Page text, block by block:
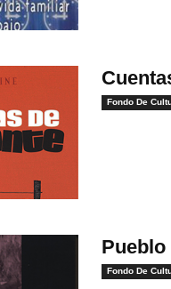
Fondo De
Fondo De